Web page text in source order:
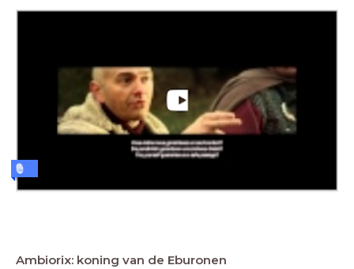
Ambiorix: koning van de Eburonen